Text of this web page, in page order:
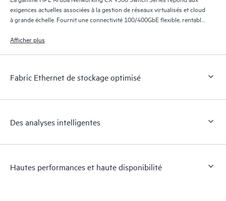
exigences actuelles associées à la gestion de réseaux virtualisés et cloud
à grande échelle. Fournit une connectivité 100/400GbE flexible, rentable
fabric.
Afficher plus
Fabric Ethernet de stockage optimisé
Des analyses intelligentes
Hautes performances et haute disponibilité